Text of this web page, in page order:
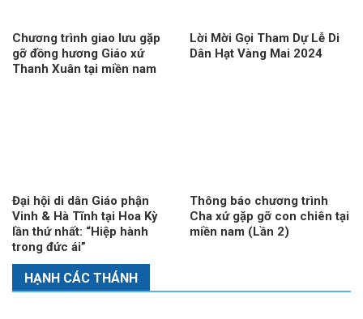
Chương trình giao lưu gặp
gỡ đồng hương Giáo xứ
Thanh Xuân tại miền nam
Lời Mời Gọi Tham Dự Lễ Di
Dân Hạt Vàng Mai 2024
Đại hội di dân Giáo phận
Vinh & Hà Tĩnh tại Hoa Kỳ
lần thứ nhất: “Hiệp hành
trong đức ái”
Thông báo chương trình
Cha xứ gặp gỡ con chiên tại
miền nam (Lần 2)
HẠNH CÁC THÁNH